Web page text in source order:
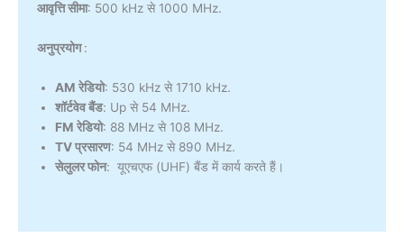
आवृत्ति सीमा: 500 kHz से 1000 MHz.
अनुप्रयोग:
AM रेडियो: 530 kHz से 1710 kHz.
शॉर्टवेव बैंड: Up से 54 MHz.
FM रेडियो: 88 MHz से 108 MHz.
TV प्रसारण: 54 MHz से 890 MHz.
सेलुलर फोन: यूएचएफ (UHF) बैंड में कार्य करते हैं।